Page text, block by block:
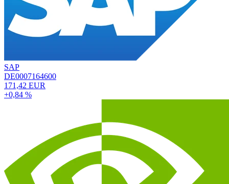
SAP
DE0007164600
171,42 EUR
+0,84 %